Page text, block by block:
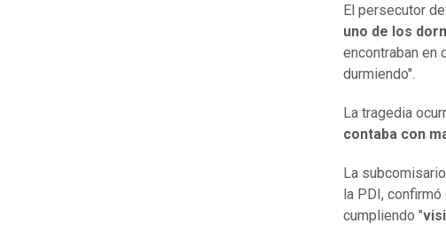
El persecutor
uno de los
encontraban en
durmiendo".
La tragedia
contaba con
La
la PDI,
cumpliendo "